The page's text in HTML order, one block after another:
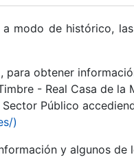
modo de histórico,
obtener
- Real Casa de
Público
)
y algunos de